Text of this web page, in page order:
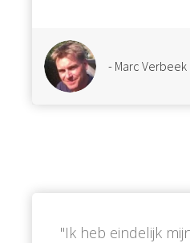
- Marc Verbeek
''Ik heb eindelijk